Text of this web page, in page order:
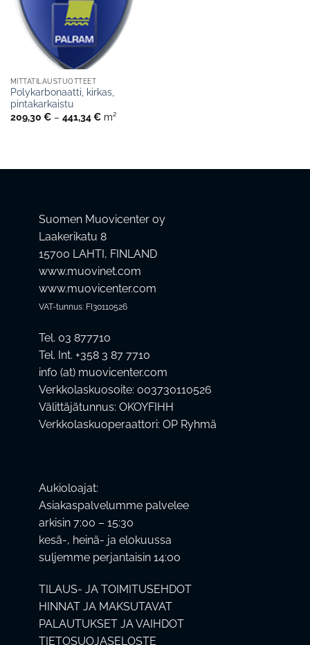
MITTATILAUSTUOTTEET
Polykarbonaatti, kirkas,
pintakarkaistu
209,30 € – 441,34€Hintaluokka:
m²
Suomen Muovicenter oy
Laakerikatu 8
15700 LAHTI, FINLAND
www.muovinet.com
www.muovicenter.com
VAT-tunnus: FI30110526
Tel. 03 877710
Tel. Int. +358 3 87 7710
info (at) muovicenter.com
Verkkolaskuosoite: 003730110526
Välittäjätunnus: OKOYFIHH
Verkkolaskuoperaattori: OP Ryhmä
Aukioloajat:
Asiakaspalvelumme palvelee
arkisin 7:00 – 15:30
kesä-, heinä- ja elokuussa
suljemme perjantaisin 14:00
TILAUS- JA TOIMITUSEHDOT
HINNAT JA MAKSUTAVAT
PALAUTUKSET JA VAIHDOT
TIETOSUOJASELOSTE